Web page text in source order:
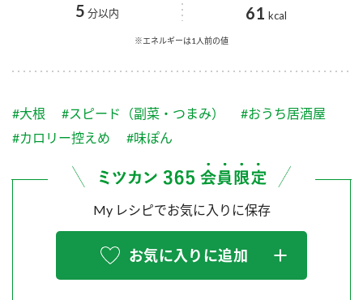
ふりかけ おすしの素
炊き込みご飯の素 米飯用調味液
Fibee
つゆ
納豆のサイト
三ツ判山吹
スペシャルサイト
お酢を知ろう！
ミツカンの歴史
環境への取り組み
MIM（ミツカンミュージアム）
お客様相談センター
お客様の声をいかしました
販売終了製品のご案内
よくあるご質問
5 分以内 61 kcal
※エネルギーは1人前の値
#大根 #スピード（副菜・つまみ）
#おうち居酒屋
#カロリー控えめ
#味ぽん
My レシピでお気に入りに保存
お気に入りに追加